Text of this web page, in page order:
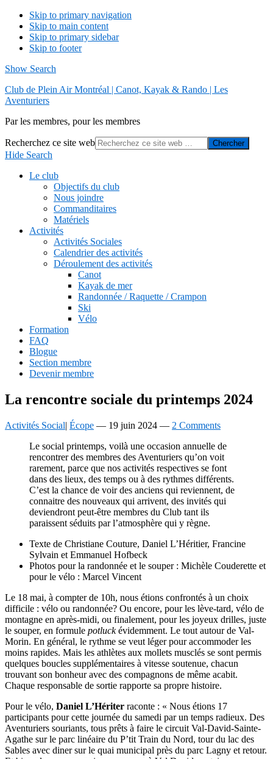
Skip to primary navigation
Skip to main content
Skip to primary sidebar
Skip to footer
Show Search
Club de Plein Air Montréal | Canot, Kayak & Rando | Les
Aventuriers
Par les membres, pour les membres
Recherchez ce site web
Hide Search
Le club
Objectifs du club
Nous joindre
Commanditaires
Matériels
Activités
Activités Sociales
Calendrier des activités
Déroulement des activités
Canot
Kayak de mer
Randonnée / Raquette / Crampon
Ski
Vélo
Formation
FAQ
Blogue
Section membre
Devenir membre
La rencontre sociale du printemps 2024
Activités Social| Écope — 19 juin 2024 — 2 Comments
Le social printemps, voilà une occasion annuelle de
rencontrer des membres des Aventuriers qu’on voit
rarement, parce que nos activités respectives se font
dans des lieux, des temps ou à des rythmes différents.
C’est la chance de voir des anciens qui reviennent, de
connaitre des nouveaux qui arrivent, des invités qui
deviendront peut-être membres du Club tant ils
paraissent séduits par l’atmosphère qui y règne.
Texte de Christiane Couture, Daniel L’Héritier, Francine
Sylvain et Emmanuel Hofbeck
Photos pour la randonnée et le souper : Michèle Couderette et
pour le vélo : Marcel Vincent
Le 18 mai, à compter de 10h, nous étions confrontés à un choix
difficile : vélo ou randonnée? Ou encore, pour les lève-tard, vélo de
montagne en après-midi, ou finalement, pour les joyeux drilles, juste
le souper, en formule potluckévidemment. Le tout autour de Val-
Morin. En général, le rythme se veut léger pour accommoder les
moins rapides. Mais les athlètes aux mollets musclés se sont permis
quelques boucles supplémentaires à vitesse soutenue, chacun
trouvant son bonheur avec des compagnons de même acabit.
Chaque responsable de sortie rapporte sa propre histoire.
Pour le vélo, Daniel L’Hériter raconte : « Nous étions 17
participants pour cette journée du samedi par un temps radieux. Des
Aventuriers souriants, tous prêts à faire le circuit Val-David-Sainte-
Agathe sur le parc linéaire du P’tit Train du Nord, tour du lac des
Sables avec diner sur le quai municipal près du parc Lagny et retour.